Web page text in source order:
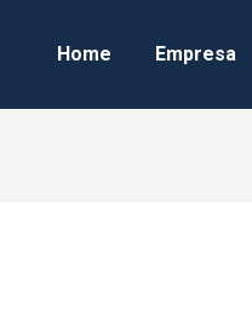
Home Empresa